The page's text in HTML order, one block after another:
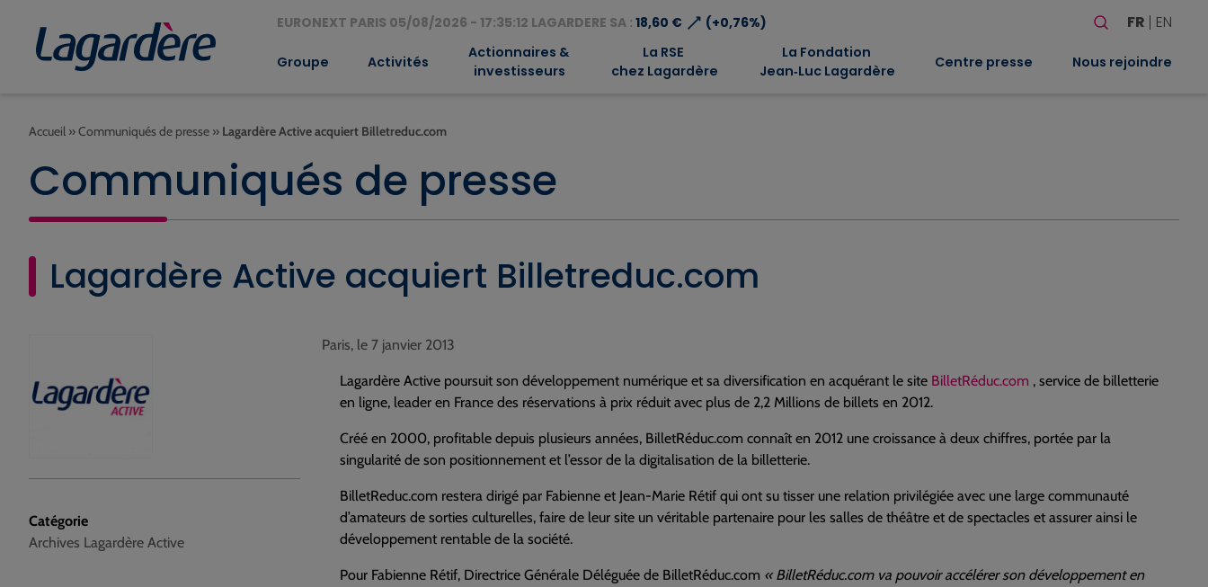
EURONEXT PARIS 05/08/2026 - 17:35:12 LAGARDERE SA : 18,60 €⟶ (+0,76%)
Rechercher
FR EN
Groupe Activités
Actionnaires &
investisseurs
La RSE
chez Lagardère
La Fondation
Jean‑Luc Lagardère
Centre presse Nous rejoindre
Accueil »Communiqués de presse » Lagardère Active acquiert Billetreduc.com
Communiqués de presse
Lagardère Active acquiert Billetreduc.com
Catégorie
Archives Lagardère Active
Paris, le 7 janvier 2013
Lagardère Active poursuit son développement numérique et sa diversification en acquérant le site BilletRéduc.com , service de billetterie
en ligne, leader en France des réservations à prix réduit avec plus de 2,2 Millions de billets en 2012.
Créé en 2000, profitable depuis plusieurs années, BilletRéduc.com connaît en 2012 une croissance à deux chiffres, portée par la
singularité de son positionnement et l’essor de la digitalisation de la billetterie.
BilletReduc.com restera dirigé par Fabienne et Jean-Marie Rétif qui ont su tisser une relation privilégiée avec une large communauté
d’amateurs de sorties culturelles, faire de leur site un véritable partenaire pour les salles de théâtre et de spectacles et assurer ainsi le
développement rentable de la société.
Pour Fabienne Rétif, Directrice Générale Déléguée de BilletRéduc.com « BilletRéduc.com va pouvoir accélérer son développement en